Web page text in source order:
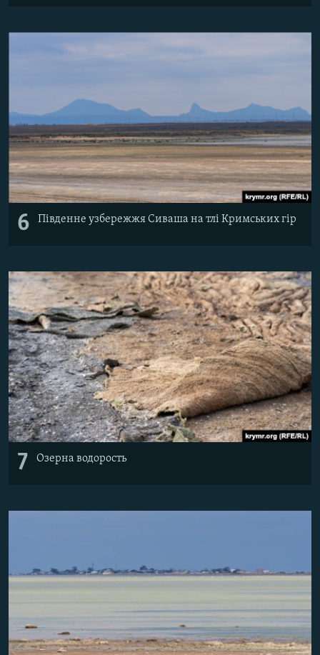
6 Південне узбережжя Сиваша на тлі Кримських гір
7 Озерна водорость